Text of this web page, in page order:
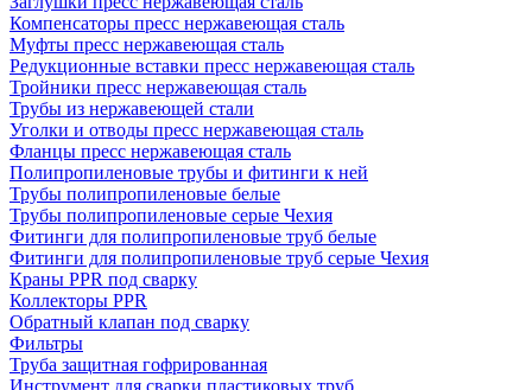
Компенсаторы пресс нержавеющая сталь
Муфты пресс нержавеющая сталь
Редукционные вставки пресс нержавеющая сталь
Тройники пресс нержавеющая сталь
Трубы из нержавеющей стали
Уголки и отводы пресс нержавеющая сталь
Фланцы пресс нержавеющая сталь
Полипропиленовые трубы и фитинги к ней
Трубы полипропиленовые белые
Трубы полипропиленовые серые Чехия
Фитинги для полипропиленовые труб белые
Фитинги для полипропиленовые труб серые Чехия
Краны PPR под сварку
Коллекторы PPR
Обратный клапан под сварку
Фильтры
Труба защитная гофрированная
Инструмент для сварки пластиковых труб